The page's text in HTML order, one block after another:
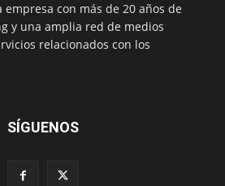
empresa con más de 20 años de
y una amplia red de medios
relacionados con los
SÍGUENOS